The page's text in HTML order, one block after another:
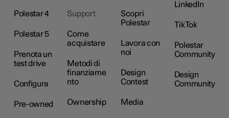
Polestar 4
Polestar 5
Prenota un
test drive
Configura
Pre-owned
Support
Come
acquistare
Metodi di
finanziame
nto
Ownership
Scopri
Polestar
Lavora con
noi
Design
Contest
Media
LinkedIn
TikTok
Polestar
Community
Design
Community